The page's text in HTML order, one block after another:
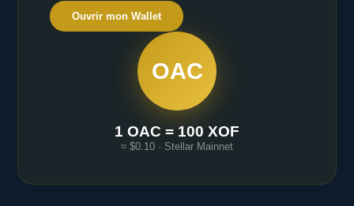
Ouvrir mon Wallet
OAC
1 OAC = 100 XOF
≈ $0.10 · Stellar Mainnet